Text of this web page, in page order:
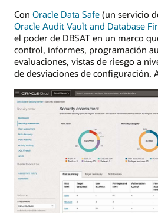
Con Oracle Data Safe (un servicio
Oracle Audit Vault and Database
el poder de DBSAT en un marco
control, informes, programación
evaluaciones, vistas de riesgo a
de desviaciones de configuración,